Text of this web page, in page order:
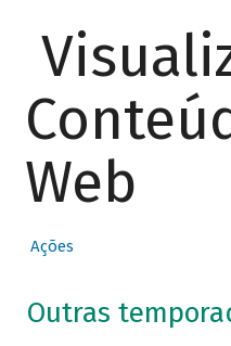
Web
Ações
Outras